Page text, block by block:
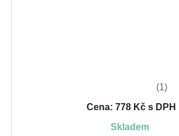
(1)
Cena: 778 Kč s DPH
skladem